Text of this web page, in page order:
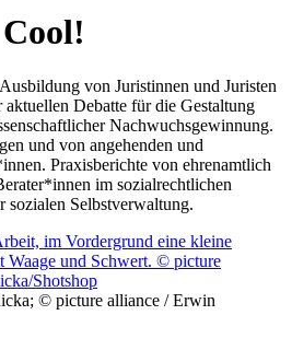
von Juristinnen und Juristen
Debatte für die Gestaltung
Nachwuchsgewinnung.
und von angehenden und
Praxisberichte von ehrenamtlich
im sozialrechtlichen
Selbstverwaltung.
© picture alliance / Erwin